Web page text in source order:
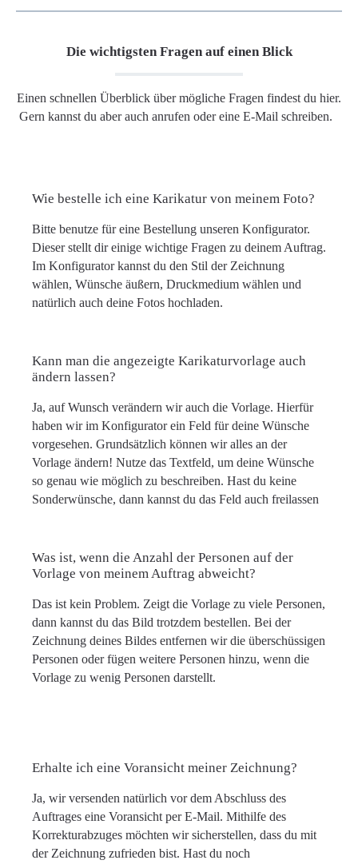
Die wichtigsten Fragen auf einen Blick
Einen schnellen Überblick über mögliche Fragen findest du hier.
Gern kannst du aber auch anrufen oder eine E-Mail schreiben.
Wie bestelle ich eine Karikatur von meinem Foto?
Bitte benutze für eine Bestellung unseren Konfigurator.
Dieser stellt dir einige wichtige Fragen zu deinem Auftrag.
Im Konfigurator kannst du den Stil der Zeichnung
wählen, Wünsche äußern, Druckmedium wählen und
natürlich auch deine Fotos hochladen.
Kann man die angezeigte Karikaturvorlage auch
ändern lassen?
Ja, auf Wunsch verändern wir auch die Vorlage. Hierfür
haben wir im Konfigurator ein Feld für deine Wünsche
vorgesehen. Grundsätzlich können wir alles an der
Vorlage ändern! Nutze das Textfeld, um deine Wünsche
so genau wie möglich zu beschreiben. Hast du keine
Sonderwünsche, dann kannst du das Feld auch freilassen
Was ist, wenn die Anzahl der Personen auf der
Vorlage von meinem Auftrag abweicht?
Das ist kein Problem. Zeigt die Vorlage zu viele Personen,
dann kannst du das Bild trotzdem bestellen. Bei der
Zeichnung deines Bildes entfernen wir die überschüssigen
Personen oder fügen weitere Personen hinzu, wenn die
Vorlage zu wenig Personen darstellt.
Erhalte ich eine Voransicht meiner Zeichnung?
Ja, wir versenden natürlich vor dem Abschluss des
Auftrages eine Voransicht per E-Mail. Mithilfe des
Korrekturabzuges möchten wir sicherstellen, dass du mit
der Zeichnung zufrieden bist. Hast du noch